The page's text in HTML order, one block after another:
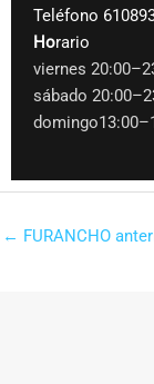
Teléfono
Horario
viernes
sábado
← FURANCHO